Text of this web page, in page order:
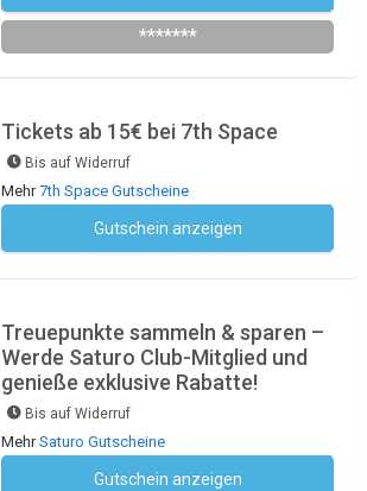
*******
Tickets ab 15€ bei 7th Space
Bis auf Widerruf
Mehr7th Space Gutscheine
Gutschein anzeigen
Treuepunkte sammeln & sparen –
Werde Saturo Club-Mitglied und
genieße exklusive Rabatte!
Bis auf Widerruf
MehrSaturo Gutscheine
Gutschein anzeigen